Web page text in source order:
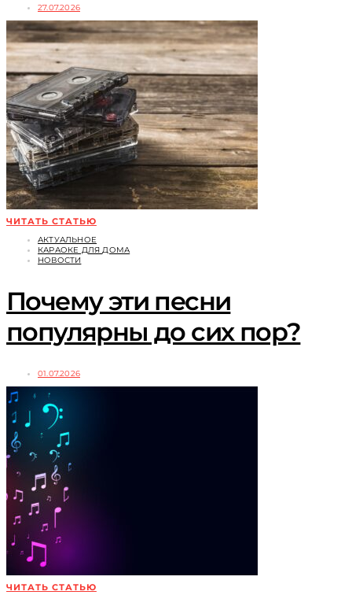
27.07.2026
ЧИТАТЬ СТАТЬЮ
АКТУАЛЬНОЕ
КАРАОКЕ ДЛЯ ДОМА
НОВОСТИ
Почему эти песни
популярны до сих пор?
01.07.2026
ЧИТАТЬ СТАТЬЮ